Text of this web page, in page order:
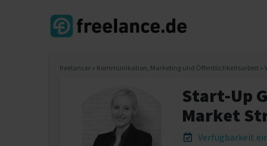
freelancer » Kommunikation, Marketing und Öffentlichkeitsarbeit »
Start-Up
Market
Verfügbarkeit